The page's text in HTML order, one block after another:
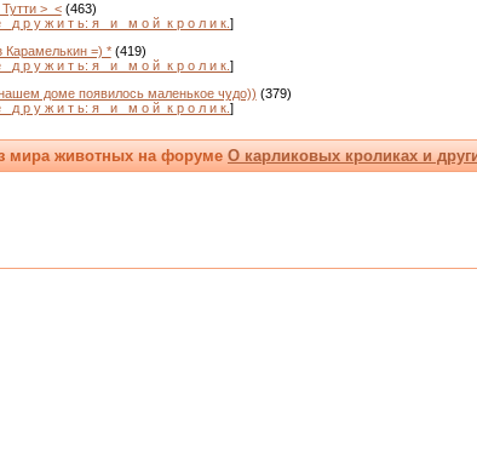
>_< (463)
_д р у ж и т ь: я _и_ м о й_к р о л и к. ]
Карамелькин =) * (419)
_д р у ж и т ь: я _и_ м о й_к р о л и к. ]
доме появилось маленькое чудо)) (379)
_д р у ж и т ь: я _и_ м о й_к р о л и к. ]
мира животных на форумеО карликовых кроликах и